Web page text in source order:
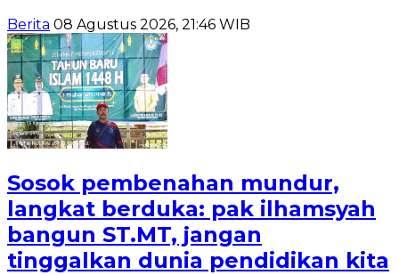
Berita 08 Agustus 2026, 21:46 WIB
Sosok pembenahan mundur,
langkat berduka: pak ilhamsyah
bangun ST.MT, jangan
tinggalkan dunia pendidikan kita